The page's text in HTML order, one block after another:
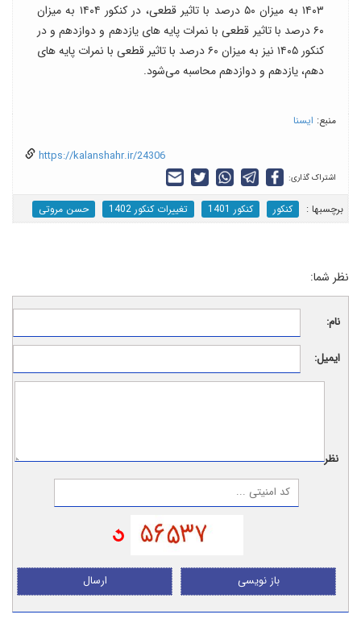
۱۴۰۳ به میزان ۵۰ درصد با تاثیر قطعی، در کنکور ۱۴۰۴ به میزان
۶۰ درصد با تاثیر قطعی با نمرات پایه های یازدهم و دوازدهم و در
کنکور ۱۴۰۵ نیز به میزان ۶۰ درصد با تاثیر قطعی با نمرات پایه های
دهم، یازدهم و دوازدهم محاسبه می‌شود.
منبع: ایسنا
https://kalanshahr.ir/24306
اشتراک گذاری:
برچسب‎ها : کنکور کنکور 1401 تغییرات کنکور 1402 حسن مروتی
نظر شما:
نام:
ایمیل:
نظر:
ارسال باز نویسی